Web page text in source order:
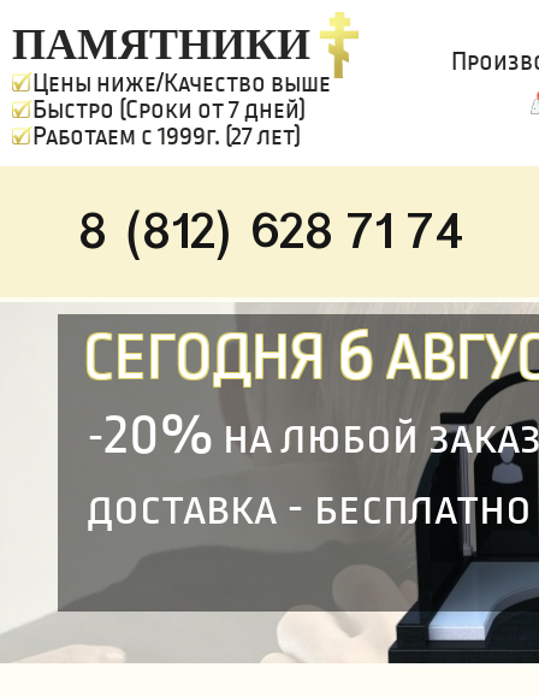
ПАМЯТНИКИ
Цены ниже/Качество выше
Быстро (Сроки от 7 дней)
Работаем с 1999г. (27 лет)
8 (812) 628 71 74
СЕГОДНЯ 6
-20% на любой
доставка - бесплатно